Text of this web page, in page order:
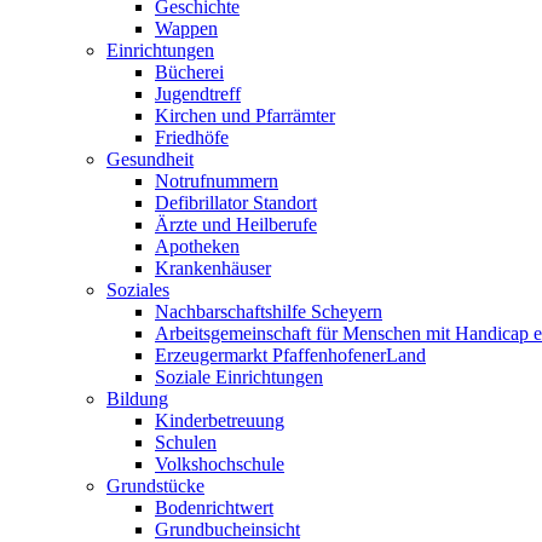
Geschichte
Wappen
Einrichtungen
Bücherei
Jugendtreff
Kirchen und Pfarrämter
Friedhöfe
Gesundheit
Notrufnummern
Defibrillator Standort
Ärzte und Heilberufe
Apotheken
Krankenhäuser
Soziales
Nachbarschaftshilfe Scheyern
Arbeitsgemeinschaft für Menschen mit Handicap
Erzeugermarkt PfaffenhofenerLand
Soziale Einrichtungen
Bildung
Kinderbetreuung
Schulen
Volkshochschule
Grundstücke
Bodenrichtwert
Grundbucheinsicht